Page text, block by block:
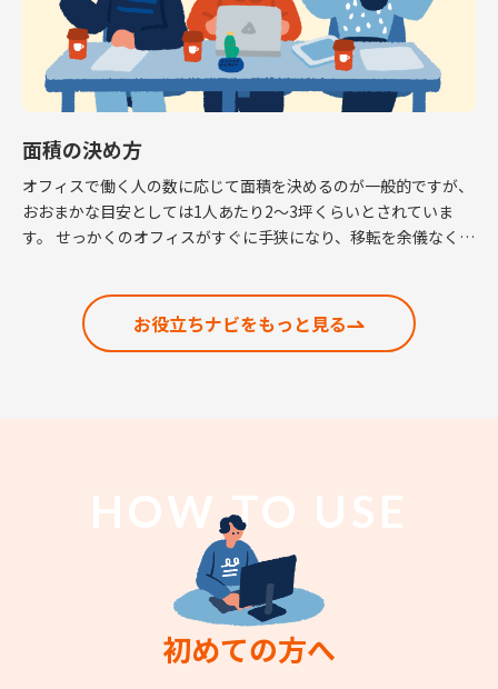
面積の決め方
オフィスで働く人の数に応じて面積を決めるのが一般的ですが、
おおまかな目安としては1人あたり2～3坪くらいとされていま
す。 せっかくのオフィスがすぐに手狭になり、移転を余儀なくさ
お役立ちナビをもっと見る
HOW TO USE
初めての方へ